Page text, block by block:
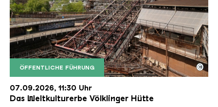
ÖFFENTLICHE FÜHRUNG
Der Erzschrägaufzug der Völklinger Hütte mit
Copyright: Weltkulturerbe Völklinger Hütte | Karl
©
07.09.2026, 11:30 Uhr
Das Weltkulturerbe Völklinger Hütte